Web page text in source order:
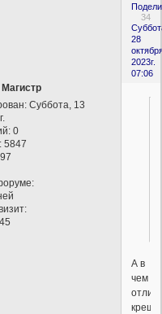
34
28
2023г.
07:06
: Суббота, 13
0
5847
А в
чем